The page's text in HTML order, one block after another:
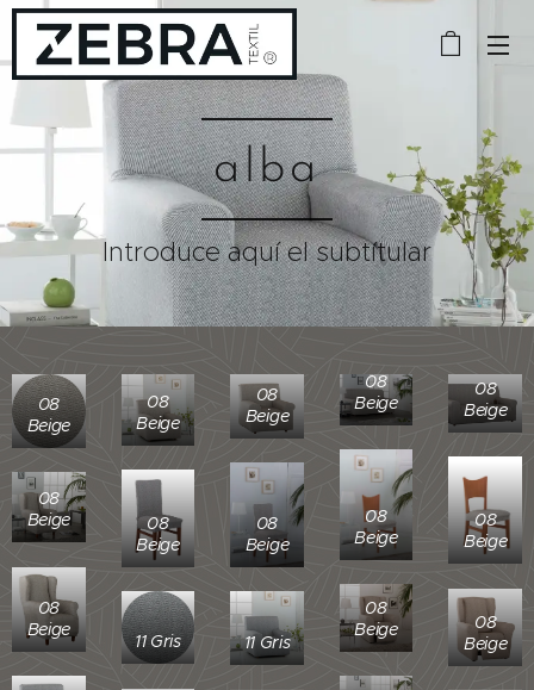
alba
Introduce aquí el subtítular
08
Beige
08
Beige
08
Beige
08
Beige
08
Beige
08
Beige
08
Beige
08
Beige
08
Beige
08
Beige
08
Beige
08
Beige
08
Beige
11 Gris 11 Gris